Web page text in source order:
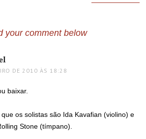
your comment below
DE 2010 ÀS 18:28
baixar.
os solistas são Ida Kavafian (violino) e
Stone (tímpano).